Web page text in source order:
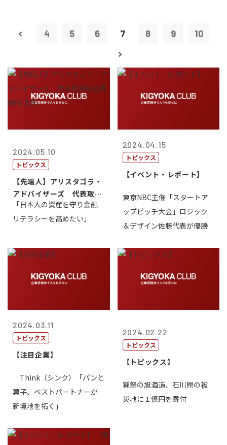
4 5 6 7 8 9 10
2024.05.10
トピックス
【先端人】アリスタゴラ・
アドバイザーズ 代表取締
役会長 篠田...
「日本人の資産を守り金融
リテラシーを高めたい」
2024.04.15
トピックス
【イベント・レポート】
東京NBC主催「スタートア
ップピッチ大会」ロジック
＆デザイン佐藤代表が優勝
2024.03.11
トピックス
【注目企業】
Think（シンク）「パンと
菓子、ベストパートナーが
新境地を拓く」
2024.02.22
トピックス
【トピックス】
獺祭の旭酒造、石川県の被
災地に１億円を寄付